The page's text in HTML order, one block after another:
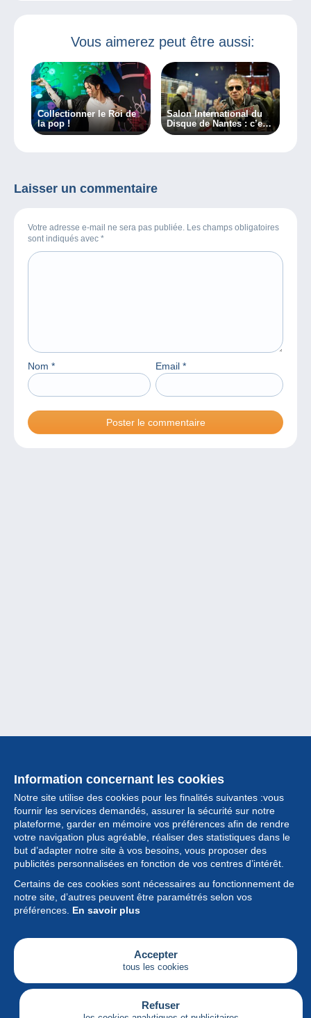
Vous aimerez peut être aussi:
Collectionner le Roi de
la pop !
Salon International du
Disque de Nantes : c’est
ce week-end !
Laisser un commentaire
Votre adresse e-mail ne sera pas publiée. Les champs obligatoires
sont indiqués avec *
Nom * Email *
Information concernant les cookies
Notre site utilise des cookies pour les finalités suivantes :vous
fournir les services demandés, assurer la sécurité sur notre
plateforme, garder en mémoire vos préférences afin de rendre
votre navigation plus agréable, réaliser des statistiques dans le
but d’adapter notre site à vos besoins, vous proposer des
publicités personnalisées en fonction de vos centres d’intérêt.
Certains de ces cookies sont nécessaires au fonctionnement de
notre site, d’autres peuvent être paramétrés selon vos
préférences. En savoir plus
Accepter
tous les cookies
Refuser
Collection
Actualités
Fonctionnalités
Société
Services
Articles